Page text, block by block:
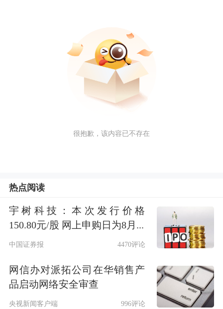
很抱歉，该内容已不存在
热点阅读
宇树科技：本次发行价格
150.80元/股 网上申购日为8月...
中国证券报 4470评论
网信办对派拓公司在华销售产
品启动网络安全审查
央视新闻客户端 996评论